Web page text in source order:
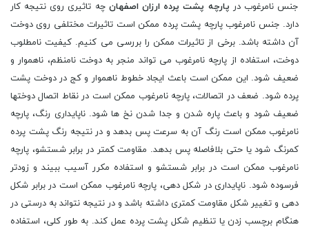
جنس نامرغوب در پارچه پشت پرده ارزان اصفهان چه تاثیری روی نتیجه کار
دارد. جنس نامرغوب پارچه پشت پرده ممکن است تاثیرات مختلفی روی دوخت
آن داشته باشد. برخی از تاثیرات ممکن را بررسی می کنیم. کیفیت نامطلوب
دوخت، استفاده از پارچه نامرغوب می تواند منجر به دوخت نامنظم، ناهموار و
ضعیف شود. این ممکن است باعث ایجاد خطوط ناهموار و کج در دوخت پشت
پرده شود. ضعف در اتصالات، پارچه نامرغوب ممکن است در نقاط اتصال دوختها
ضعیف شود و باعث پاره شدن و جدا شدن نخ ها شود. ناپایداری رنگ، پارچه
نامرغوب ممکن است رنگ آن به سرعت پس بدهد و در نتیجه رنگ پشت پرده
کمرنگ شود یا حتی بلافاصله پس بدهد. مقاومت کمتر در برابر شستشو، پارچه
نامرغوب ممکن است در برابر شستشو و استفاده مکرر آسیب ببیند و زودتر
فرسوده شود. ناپایداری در شکل دهی، پارچه نامرغوب ممکن است در برابر شکل
دهی و تغییر شکل مقاومت کمتری داشته باشد و در نتیجه نتواند به درستی در
هنگام برچسب زدن یا تنظیم شکل پشت پرده عمل کند. به طور کلی، استفاده